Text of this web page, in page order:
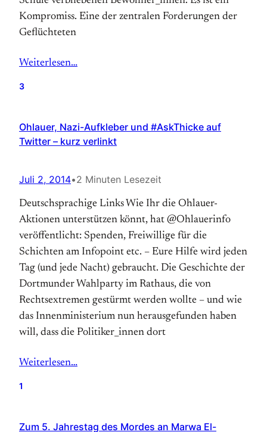
Kompromiss. Eine der zentralen Forderungen der
Geflüchteten
Weiterlesen…
3
Ohlauer, Nazi-Aufkleber und #AskThicke auf
Twitter – kurz verlinkt
Juli 2, 2014•2 Minuten Lesezeit
Deutschsprachige Links Wie Ihr die Ohlauer-
Aktionen unterstützen könnt, hat @Ohlauerinfo
veröffentlicht: Spenden, Freiwillige für die
Schichten am Infopoint etc. – Eure Hilfe wird jeden
Tag (und jede Nacht) gebraucht. Die Geschichte der
Dortmunder Wahlparty im Rathaus, die von
Rechtsextremen gestürmt werden wollte – und wie
das Innenministerium nun herausgefunden haben
will, dass die Politiker_innen dort
Weiterlesen…
1
Zum 5. Jahrestag des Mordes an Marwa El-